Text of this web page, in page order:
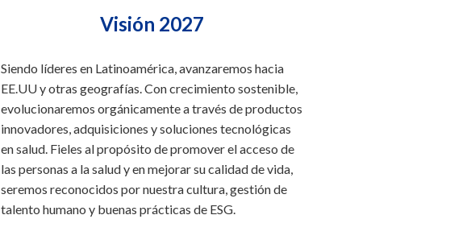
Visión 2027
Siendo líderes en Latinoamérica, avanzaremos hacia
EE.UU y otras geografías. Con crecimiento sostenible,
evolucionaremos orgánicamente a través de productos
innovadores, adquisiciones y soluciones tecnológicas
en salud. Fieles al propósito de promover el acceso de
las personas a la salud y en mejorar su calidad de vida,
seremos reconocidos por nuestra cultura, gestión de
talento humano y buenas prácticas de ESG.